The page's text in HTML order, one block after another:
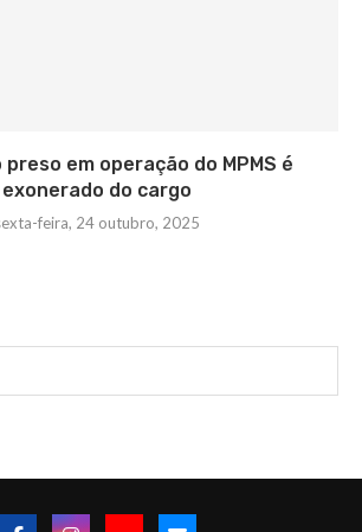
em operação do MPMS é
exonerado do cargo
feira, 24 outubro, 2025